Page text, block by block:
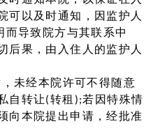
可以及时通知，因监护人
导致院方与其联系中
后果，由入住人的监护人
未经本院许可不得随意
自转让(转租);若因特殊情
向本院提出申请，经批准